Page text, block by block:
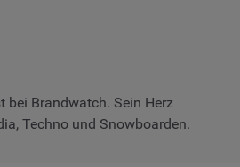
bei Brandwatch. Sein Herz
Techno und Snowboarden.